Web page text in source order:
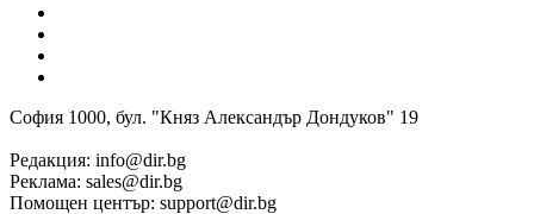
София 1000, бул. "Княз Александър Дондуков" 19
Редакция: info@dir.bg
Реклама: sales@dir.bg
Помощен център: support@dir.bg